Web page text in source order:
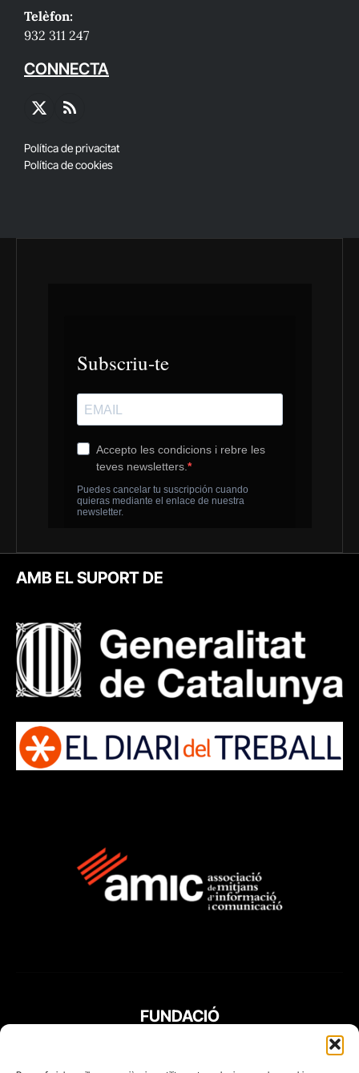
Telèfon:
932 311 247
CONNECTA
X
RSS
Política de privacitat
Política de cookies
AMB EL SUPORT DE
FUNDACIÓ